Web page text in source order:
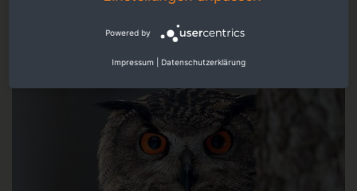
Powered by
Impressum Datenschutzerklärung